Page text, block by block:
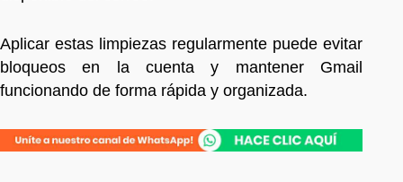
Aplicar estas limpiezas regularmente puede evitar
bloqueos en la cuenta y mantener Gmail
funcionando de forma rápida y organizada.